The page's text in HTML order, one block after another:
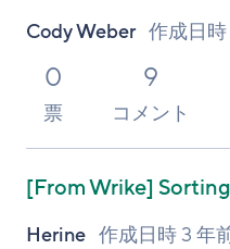
Cody Weber 作成日時
0
票
9
コメント
[From Wrike]
Herine 作成日時 3 年